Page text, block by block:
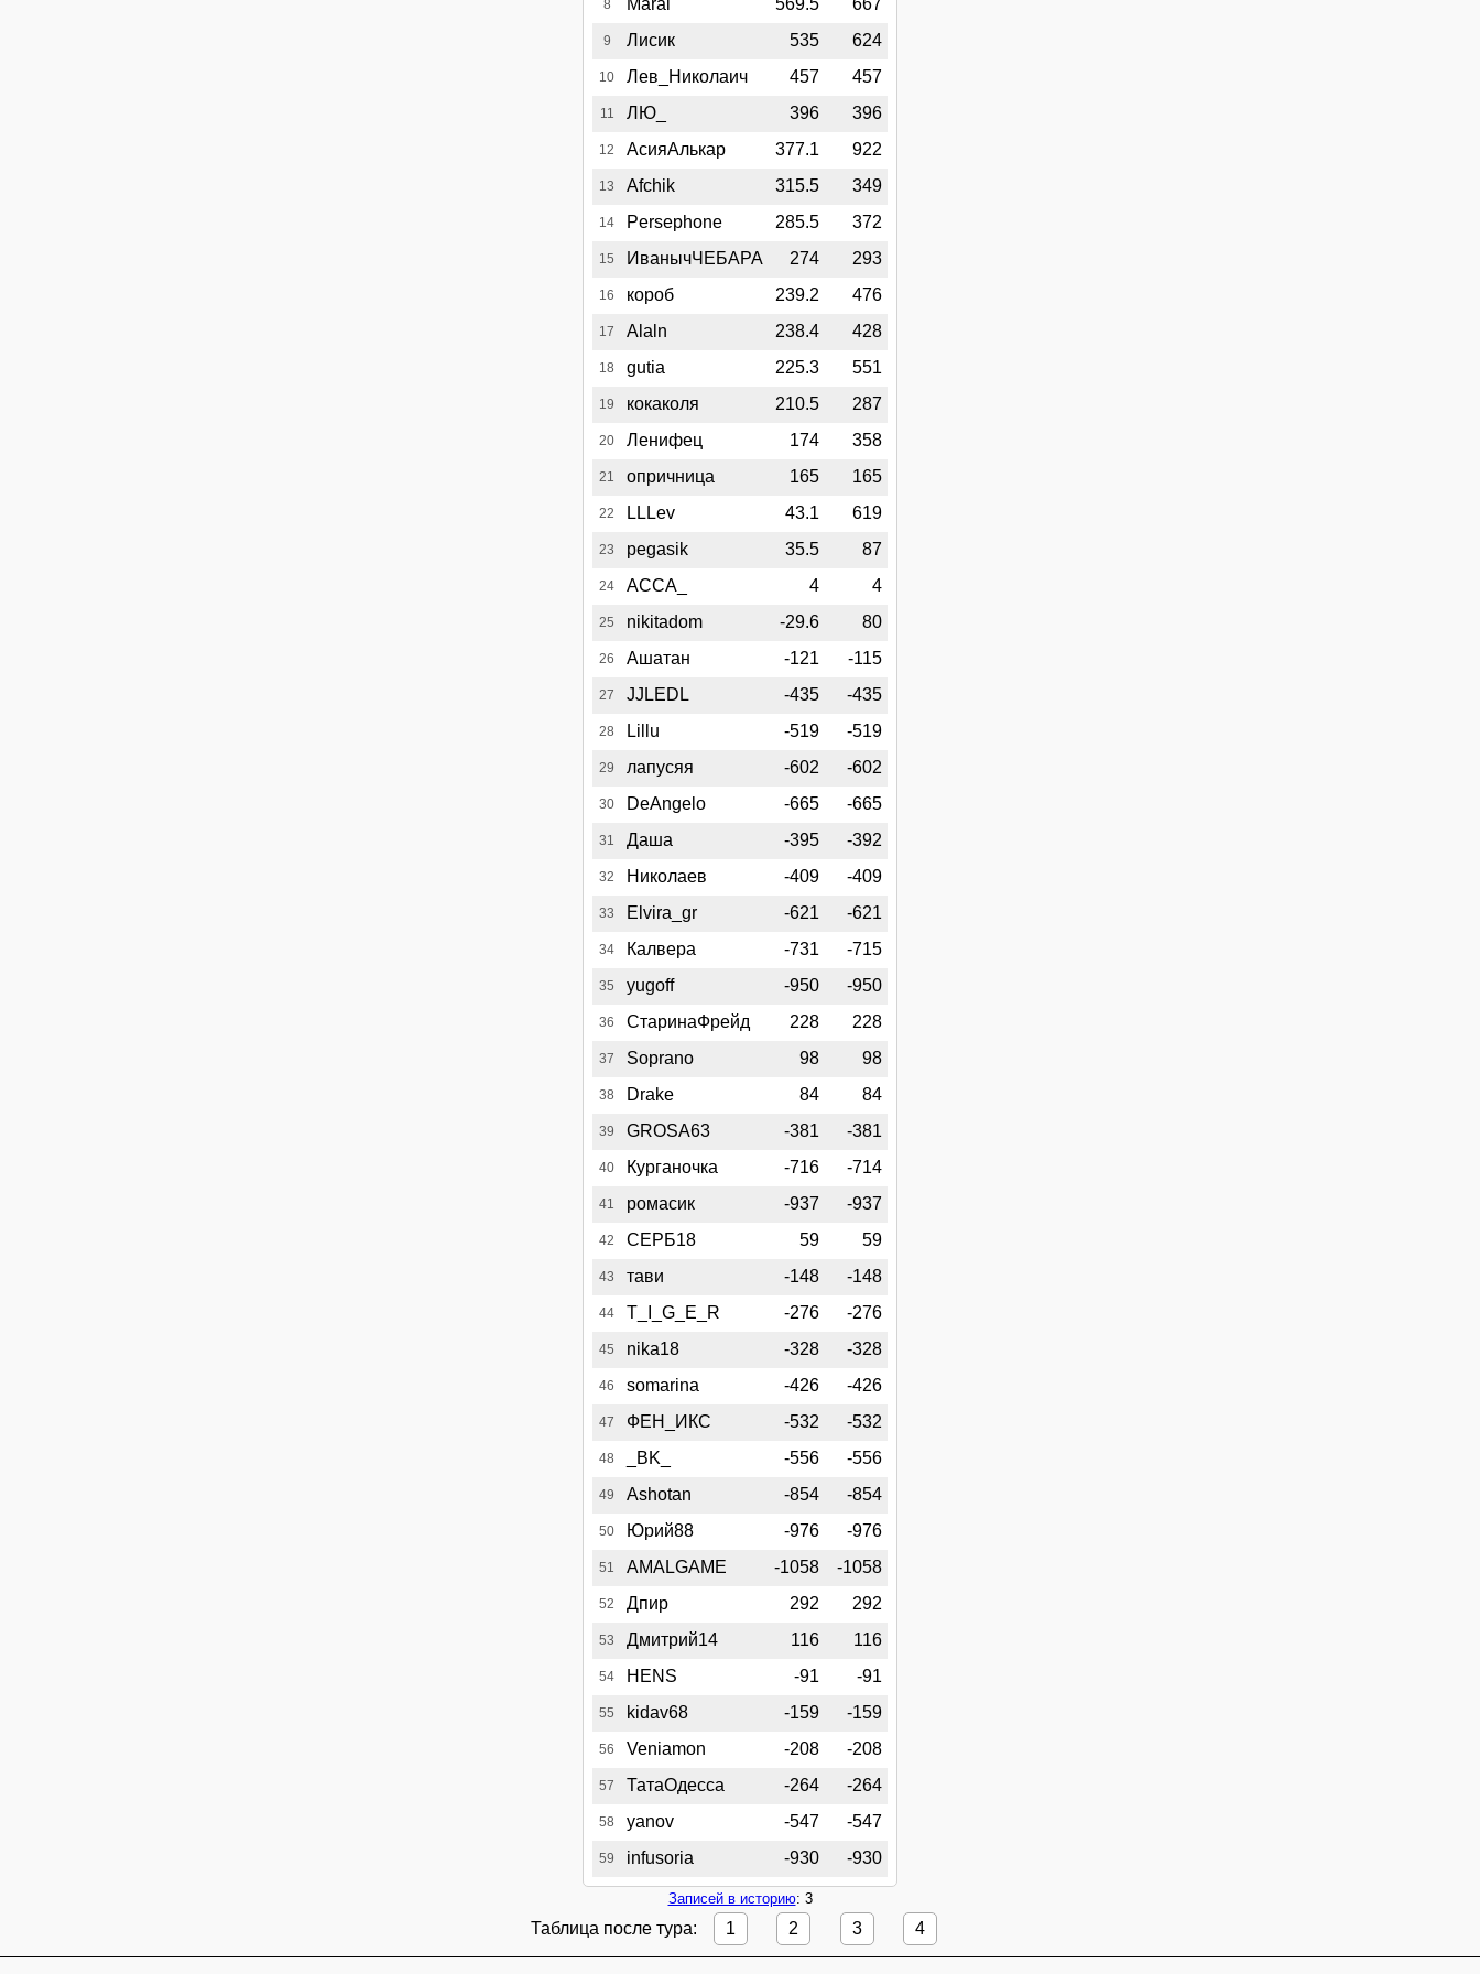
8 Maral 569.5 667
9 Лисик 535 624
10 Лев_Николаич 457 457
11 ЛЮ_ 396 396
12 АсияАлькар 377.1 922
13 Afchik 315.5 349
14 Persephone 285.5 372
15 ИванычЧЕБАРА 274 293
16 короб 239.2 476
17 Alaln 238.4 428
18 gutia 225.3 551
19 кокаколя 210.5 287
20 Ленифец 174 358
21 опричница 165 165
22 LLLev 43.1 619
23 pegasik 35.5 87
24 АССА_ 4 4
25 nikitadom -29.6 80
26 Ашатан -121 -115
27 JJLEDL -435 -435
28 Lillu -519 -519
29 лапусяя -602 -602
30 DeAngelo -665 -665
31 Даша -395 -392
32 Николаев -409 -409
33 Elvira_gr -621 -621
34 Калвера -731 -715
35 yugoff -950 -950
36 СтаринаФрейд 228 228
37 Soprano 98 98
38 Drake 84 84
39 GROSA63 -381 -381
40 Курганочка -716 -714
41 ромасик -937 -937
42 СЕРБ18 59 59
43 тави -148 -148
44 T_I_G_E_R -276 -276
45 nika18 -328 -328
46 somarina -426 -426
47 ФЕН_ИКС -532 -532
48 _BK_ -556 -556
49 Ashotan -854 -854
50 Юрий88 -976 -976
51 AMALGAME -1058 -1058
52 Дпир 292 292
53 Дмитрий14 116 116
54 HENS -91 -91
55 kidav68 -159 -159
56 Veniamon -208 -208
57 ТатаОдесса -264 -264
58 yanov -547 -547
59 infusoria -930 -930
Записей в историю: 3
Таблица после тура: 1 2 3 4